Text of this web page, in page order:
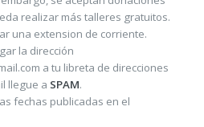
realizar más talleres gratuitos.
una extension de corriente.
la dirección
a tu libreta de direcciones
llegue a SPAM.
fechas publicadas en el